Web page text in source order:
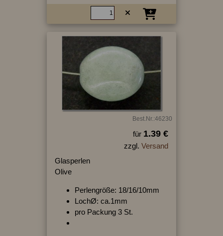
Best.Nr.:46230
für 1.39 €
zzgl. Versand
Glasperlen
Olive
Perlengröße: 18/16/10mm
LochØ: ca.1mm
pro Packung 3 St.